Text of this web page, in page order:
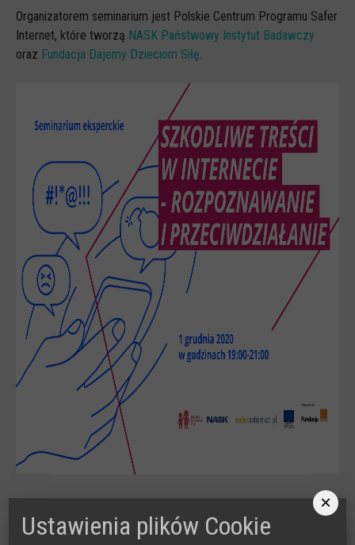
Organizatorem seminarium jest Polskie Centrum Programu Safer
Internet, które tworzą NASK Państwowy Instytut Badawczy
oraz Fundacja Dajemy Dzieciom Siłę
Gra karciana o deinformacji "Dezinfo"
Gra planszowa o cyberhigienie "Digital Brainiacs"
Kalambury z cyberhigieny "Cybermaster"
Kontakt
Dołącz do newslettera
×
Ustawienia plików Cookie